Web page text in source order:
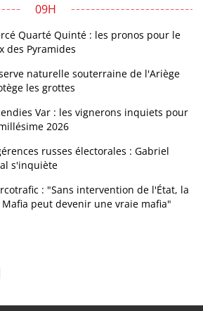
09H
Quarté Quinté : les pronos pour le
des Pyramides
naturelle souterraine de l'Ariège
les grottes
Var : les vignerons inquiets pour
2026
russes électorales : Gabriel
s'inquiète
: "Sans intervention de l'État, la
Mafia peut devenir une vraie mafia"